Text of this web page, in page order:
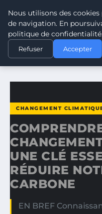
CLIMATE
ACCUEIL
CHANGEMENT
COMPRENDRE LE
CHANGEMENT
UNE CLÉ
RÉDUIRE
CARBONE
EN BREF
Nous utilisons des
de navigation. En
politique de
Refuser Accepter